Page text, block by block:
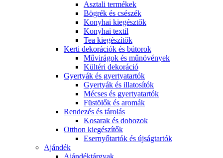
Asztali termékek
Bögrék és csészék
Konyhai kiegésztők
Konyhai textil
Tea kiegészítők
Kerti dekorációk és bútorok
Művirágok és műnövények
Kültéri dekoráció
Gyertyák és gyertyatartók
Gyertyák és illatosítók
Mécses és gyertyatartók
Füstölők és aromák
Rendezés és tárolás
Kosarak és dobozok
Otthon kiegészítők
Esernyőtartók és újságtartók
Ajándék